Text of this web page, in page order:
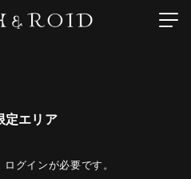
定エリア
グインが必要です。